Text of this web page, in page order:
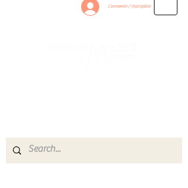
Connexion / Inscription